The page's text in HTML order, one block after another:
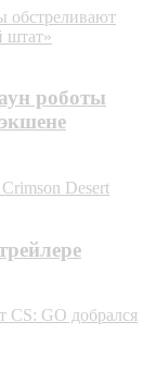
обстреливают
штат»
роботы
Desert
CS: GO добрался